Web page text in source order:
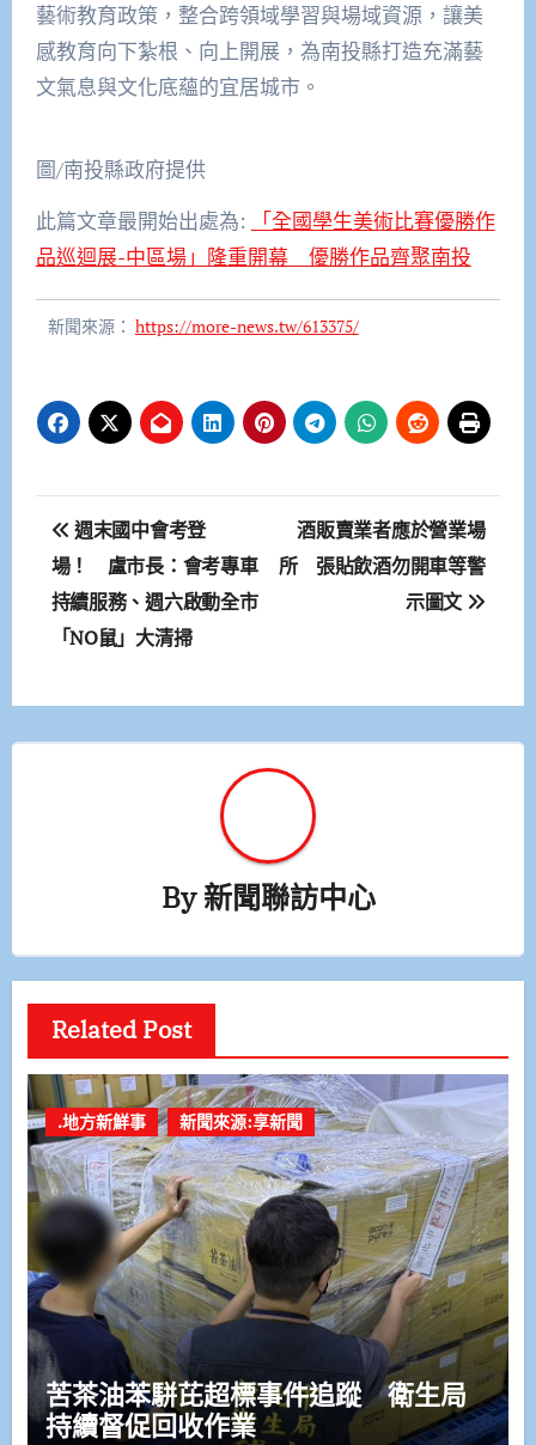
藝術教育政策，整合跨領域學習與場域資源，讓美
感教育向下紮根、向上開展，為南投縣打造充滿藝
文氣息與文化底蘊的宜居城市。
圖/南投縣政府提供
此篇文章最開始出處為:
「全國學生美術比賽優勝作
品巡迴展-中區場」隆重開幕 優勝作品齊聚南投
新聞來源： https://more-news.tw/613375/
文
章
導
週末國中會考登
場！ 盧市長：會考專車
持續服務、週六啟動全市
「NO鼠」大清掃
酒販賣業者應於營業場
所 張貼飲酒勿開車等警
示圖文
By新聞聯訪中心
Related Post
.地方新鮮事 新聞來源:享新聞
苦茶油苯駢芘超標事件追蹤 衛生局
持續督促回收作業